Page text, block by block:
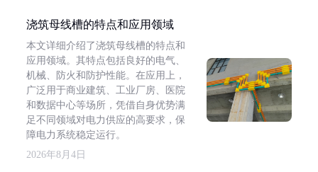
浇筑母线槽的特点和应用领域
本文详细介绍了浇筑母线槽的特点和
应用领域。其特点包括良好的电气、
机械、防火和防护性能。在应用上，
广泛用于商业建筑、工业厂房、医院
和数据中心等场所，凭借自身优势满
足不同领域对电力供应的高要求，保
障电力系统稳定运行。
2026年8月4日